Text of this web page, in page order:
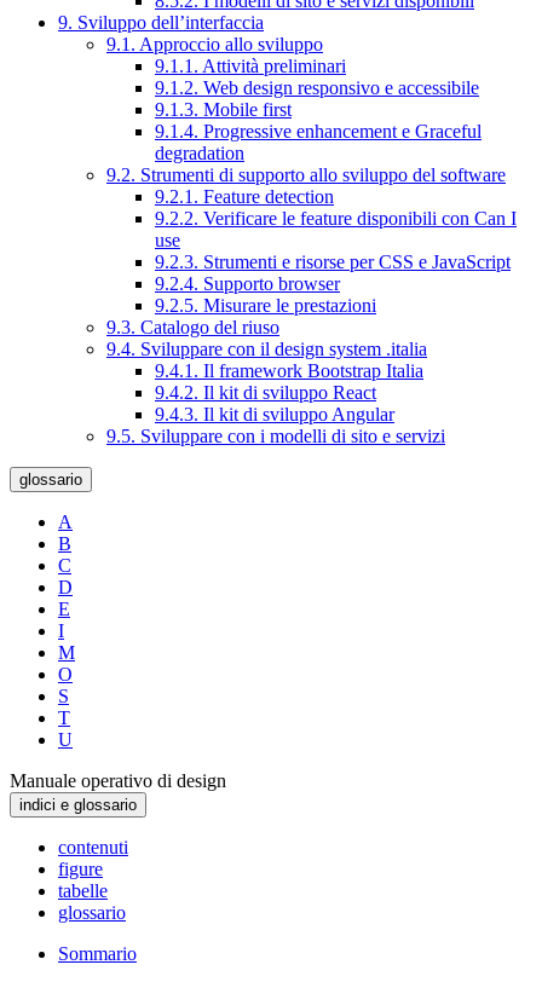
9. Sviluppo dell’interfaccia
9.1. Approccio allo sviluppo
9.1.1. Attività preliminari
9.1.2. Web design responsivo e accessibile
9.1.3. Mobile first
9.1.4. Progressive enhancement e Graceful
degradation
9.2. Strumenti di supporto allo sviluppo del software
9.2.1. Feature detection
9.2.2. Verificare le feature disponibili con Can I
use
9.2.3. Strumenti e risorse per CSS e JavaScript
9.2.4. Supporto browser
9.2.5. Misurare le prestazioni
9.3. Catalogo del riuso
9.4. Sviluppare con il design system .italia
9.4.1. Il framework Bootstrap Italia
9.4.2. Il kit di sviluppo React
9.4.3. Il kit di sviluppo Angular
9.5. Sviluppare con i modelli di sito e servizi
glossario
A
B
C
D
E
I
M
O
S
T
U
Manuale operativo di design
indici e glossario
contenuti
figure
tabelle
glossario
Sommario